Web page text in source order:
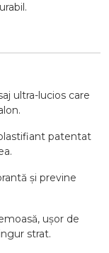
ultra-lucios care
patentat
și previne
ușor de
strat.